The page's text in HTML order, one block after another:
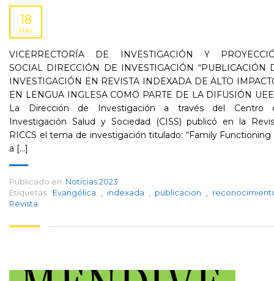
18
MAY
VICERRECTORÍA DE INVESTIGACIÓN Y
SOCIAL DIRECCIÓN DE INVESTIGACIÓN “PUBLICACIÓN
INVESTIGACIÓN EN REVISTA INDEXADA DE ALTO
EN LENGUA INGLESA COMO PARTE DE LA DIFUSIÓN
La Dirección de Investigación a través del Centro
Investigación Salud y Sociedad (CISS) publicó en la
RICCS el tema de investigación titulado: “Family Functioning
a [...]
Publicado en: Noticias 2023
Etiquetas: Evangélica indexada publicacion
Revista